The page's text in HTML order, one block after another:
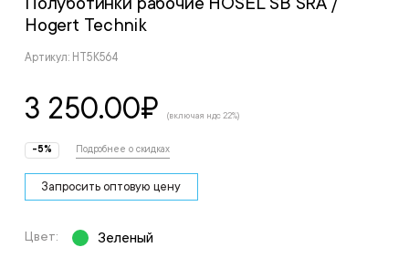
Hogert Technik
Артикул: HT5K564
3 250.00₽ (включая ндс 22%)
-5% Подробнее о скидках
Запросить оптовую цену
Цвет: Зеленый